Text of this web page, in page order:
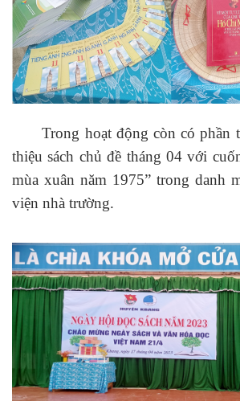
Trong hoạt động còn có phần
thiệu sách chủ đề tháng 04 với
mùa xuân năm 1975” trong danh
viện nhà trường.